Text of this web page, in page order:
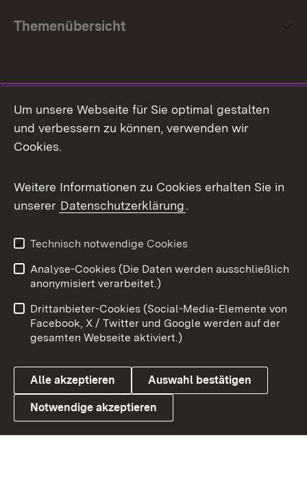
Themenübersicht
Facebook
X / Twitter
Youtube
Link zum Landesportal
Impressum
Kontakt
Barrierefreiheit
Datenschutz
Cookies
Um unsere Webseite für Sie optimal gestalten
und verbessern zu können, verwenden wir
Cookies.
Weitere Informationen zu Cookies erhalten Sie in
unserer Datenschutzerklärung.
Technisch notwendige Cookies
Analyse-Cookies (Die Daten werden ausschließlich
anonymisiert verarbeitet.)
Drittanbieter-Cookies (Social-Media-Elemente von
Facebook, X / Twitter und Google werden auf der
gesamten Webseite aktiviert.)
Alle akzeptieren Auswahl bestätigen
Notwendige akzeptieren